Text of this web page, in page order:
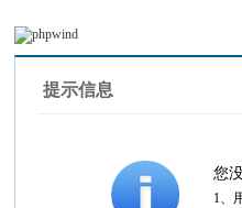
提示信息
您
1、